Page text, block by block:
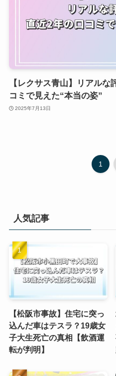
【レクサス青山】リアルな
コミで見えた“本当の姿”
2025年7月13日
1
人気記事
【松阪市事故】住宅に突っ
込んだ車はテスラ？19歳女
子大生死亡の真相【飲酒運
転が判明】